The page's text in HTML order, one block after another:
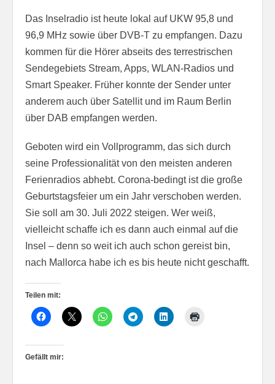
Das Inselradio ist heute lokal auf UKW 95,8 und
96,9 MHz sowie über DVB-T zu empfangen. Dazu
kommen für die Hörer abseits des terrestrischen
Sendegebiets Stream, Apps, WLAN-Radios und
Smart Speaker. Früher konnte der Sender unter
anderem auch über Satellit und im Raum Berlin
über DAB empfangen werden.
Geboten wird ein Vollprogramm, das sich durch
seine Professionalität von den meisten anderen
Ferienradios abhebt. Corona-bedingt ist die große
Geburtstagsfeier um ein Jahr verschoben werden.
Sie soll am 30. Juli 2022 steigen. Wer weiß,
vielleicht schaffe ich es dann auch einmal auf die
Insel – denn so weit ich auch schon gereist bin,
nach Mallorca habe ich es bis heute nicht geschafft.
Teilen mit:
Gefällt mir: